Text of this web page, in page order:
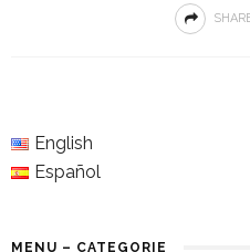
English
Español
MENU – CATEGORIE